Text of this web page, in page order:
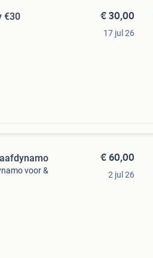
€30 € 30,00
17 jul 26
voor &
€ 60,00
2 jul 26